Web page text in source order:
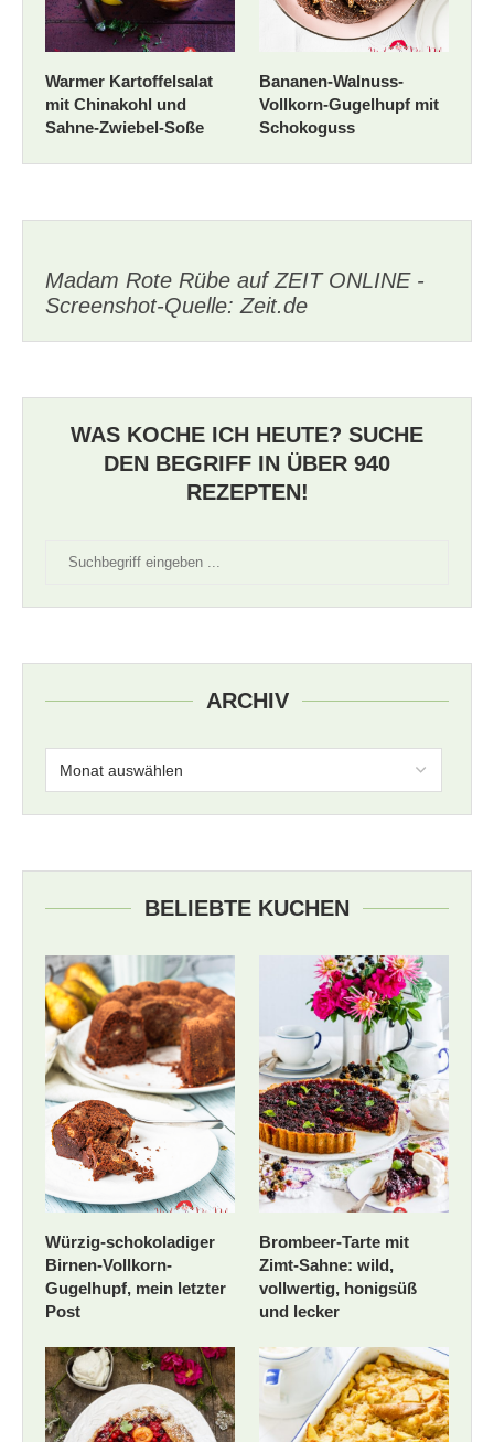
Warmer Kartoffelsalat
mit Chinakohl und
Sahne-Zwiebel-Soße
Bananen-Walnuss-
Vollkorn-Gugelhupf mit
Schokoguss
Madam Rote Rübe auf ZEIT ONLINE -
Screenshot-Quelle: Zeit.de
WAS KOCHE ICH HEUTE? SUCHE
DEN BEGRIFF IN ÜBER 940
REZEPTEN!
ARCHIV
BELIEBTE KUCHEN
Würzig-schokoladiger
Birnen-Vollkorn-
Gugelhupf, mein letzter
Post
Brombeer-Tarte mit
Zimt-Sahne: wild,
vollwertig, honigsüß
und lecker